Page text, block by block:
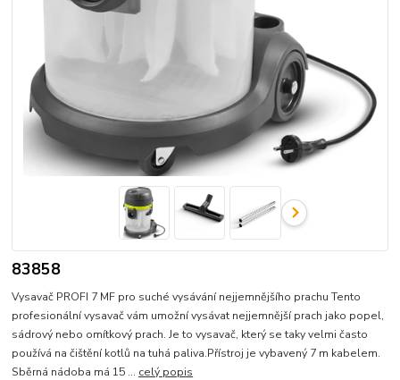
83858
Vysavač PROFI 7 MF pro suché vysávání nejjemnějšího prachu Tento
profesionální vysavač vám umožní vysávat nejjemnější prach jako popel,
sádrový nebo omítkový prach. Je to vysavač, který se taky velmi často
používá na čištění kotlů na tuhá paliva.Přístroj je vybavený 7 m kabelem.
Sběrná nádoba má 15 ... celý popis